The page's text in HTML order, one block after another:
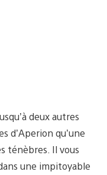
deux autres
d’Aperion qu’une
ténèbres. Il vous
une impitoyable